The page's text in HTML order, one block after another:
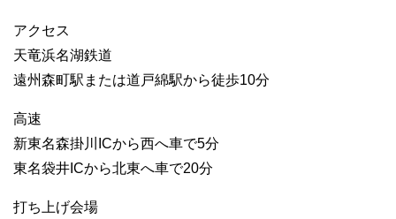
アクセス
天竜浜名湖鉄道
遠州森町駅または道戸綿駅から徒歩10分
高速
新東名森掛川ICから西へ車で5分
東名袋井ICから北東へ車で20分
打ち上げ会場